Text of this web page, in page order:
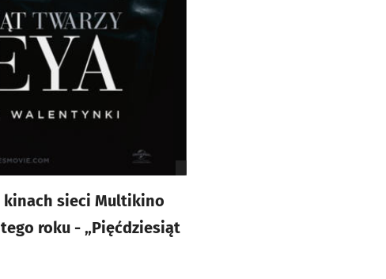
kinach sieci Multikino
roku - „Pięćdziesiąt